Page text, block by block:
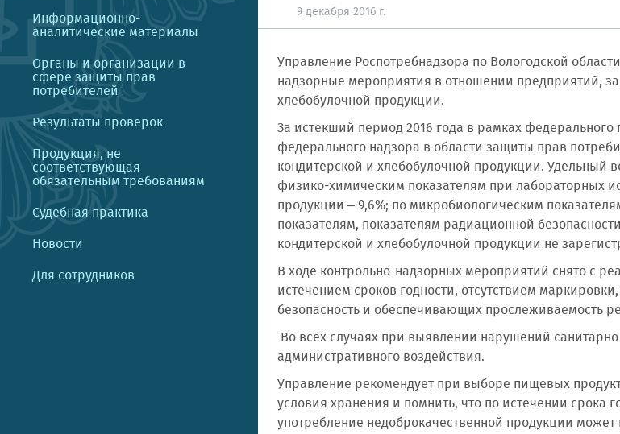
Информационно-
аналитические материалы
Органы и организации в
сфере защиты прав
потребителей
Результаты проверок
Продукция, не
соответствующая
обязательным требованиям
Судебная практика
Новости
Для сотрудников
9 декабря 2016 г.
Управление Роспотребнадзора по Вологодской
надзорные мероприятия в отношении предприятий,
хлебобулочной продукции.
За истекший период 2016 года в рамках
федерального надзора в области защиты прав
кондитерской и хлебобулочной продукции. Удельный
физико-химическим показателям при лабораторных
продукции – 9,6%; по микробиологическим
показателям, показателям радиационной
кондитерской и хлебобулочной продукции не
В ходе контрольно-надзорных мероприятий снято с
истечением сроков годности, отсутствием
безопасность и обеспечивающих прослеживаемость
Во всех случаях при выявлении нарушений
административного воздействия.
Управление рекомендует при выборе пищевых
условия хранения и помнить, что по истечении срока
употребление недоброкачественной продукции